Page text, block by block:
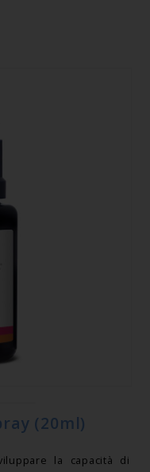
(20ml)
la capacità di